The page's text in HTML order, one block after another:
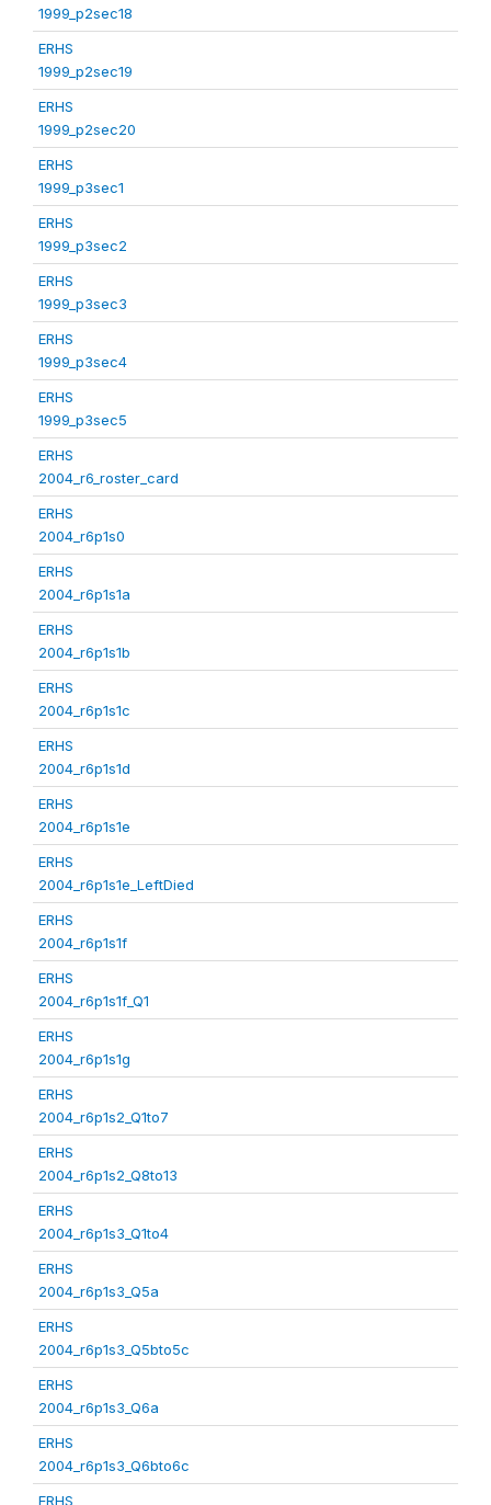
1999_p2sec18
ERHS
1999_p2sec19
ERHS
1999_p2sec20
ERHS
1999_p3sec1
ERHS
1999_p3sec2
ERHS
1999_p3sec3
ERHS
1999_p3sec4
ERHS
1999_p3sec5
ERHS
2004_r6_roster_card
ERHS
2004_r6p1s0
ERHS
2004_r6p1s1a
ERHS
2004_r6p1s1b
ERHS
2004_r6p1s1c
ERHS
2004_r6p1s1d
ERHS
2004_r6p1s1e
ERHS
2004_r6p1s1e_LeftDied
ERHS
2004_r6p1s1f
ERHS
2004_r6p1s1f_Q1
ERHS
2004_r6p1s1g
ERHS
2004_r6p1s2_Q1to7
ERHS
2004_r6p1s2_Q8to13
ERHS
2004_r6p1s3_Q1to4
ERHS
2004_r6p1s3_Q5a
ERHS
2004_r6p1s3_Q5bto5c
ERHS
2004_r6p1s3_Q6a
ERHS
2004_r6p1s3_Q6bto6c
ERHS